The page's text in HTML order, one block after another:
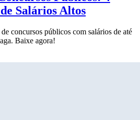
Salários Altos
concursos públicos com salários de até
Baixe agora!